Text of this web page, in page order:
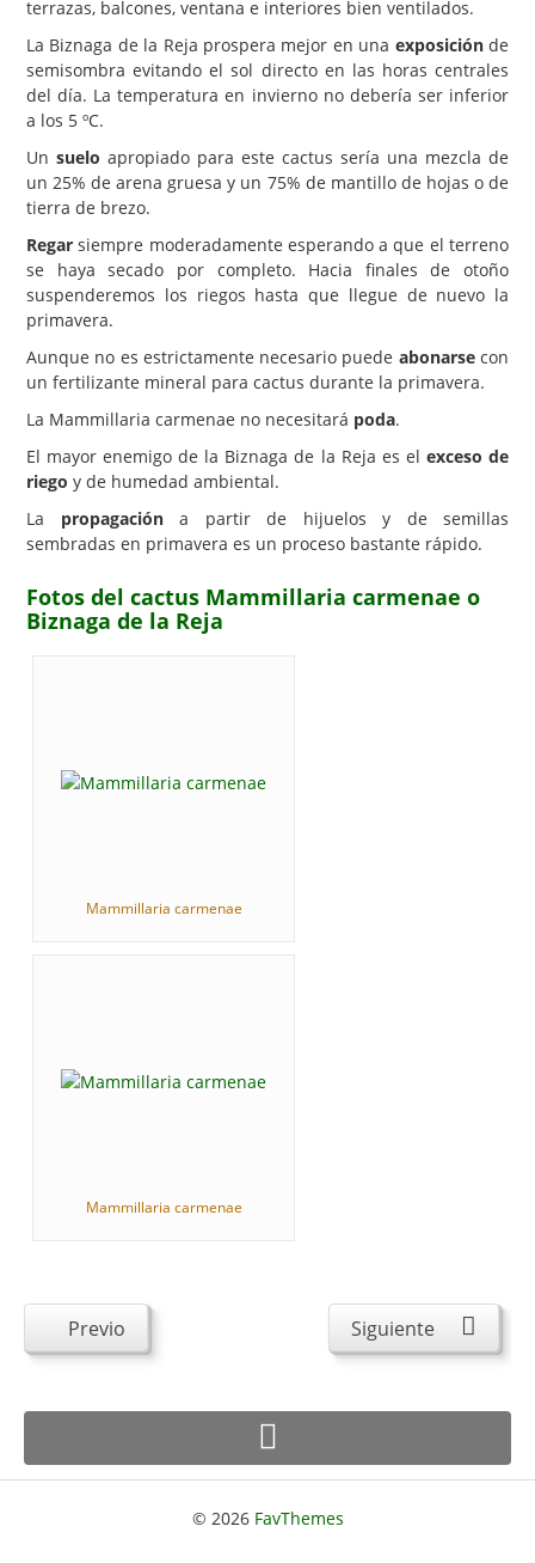
terrazas, balcones, ventana e interiores bien ventilados.
La Biznaga de la Reja prospera mejor en una exposiciónde
semisombra evitando el sol directo en las horas centrales
del día. La temperatura en invierno no debería ser inferior
a los 5 ºC.
Un suelo apropiado para este cactus sería una mezcla de
un 25% de arena gruesa y un 75% de mantillo de hojas o de
tierra de brezo.
Regar siempre moderadamente esperando a que el terreno
se haya secado por completo. Hacia finales de otoño
suspenderemos los riegos hasta que llegue de nuevo la
primavera.
Aunque no es estrictamente necesario puede abonarsecon
un fertilizante mineral para cactus durante la primavera.
La Mammillaria carmenae no necesitará poda.
El mayor enemigo de la Biznaga de la Reja es el exceso de
riego y de humedad ambiental.
La propagacióna partir de hijuelos y de semillas
sembradas en primavera es un proceso bastante rápido.
Fotos del cactus Mammillaria carmenae o
Biznaga de la Reja
Mammillaria carmenae
Mammillaria carmenae
Previo Siguiente
© 2026 FavThemes